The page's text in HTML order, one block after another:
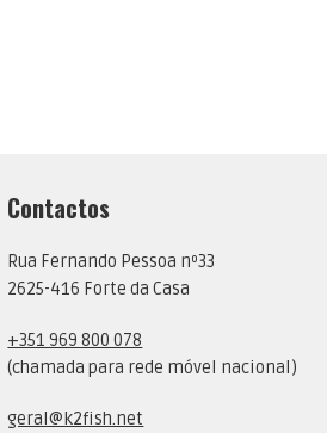
Contactos
Rua Fernando Pessoa nº33
2625-416 Forte da Casa
+351 969 800 078
(chamada para rede móvel nacional)
geral@k2fish.net